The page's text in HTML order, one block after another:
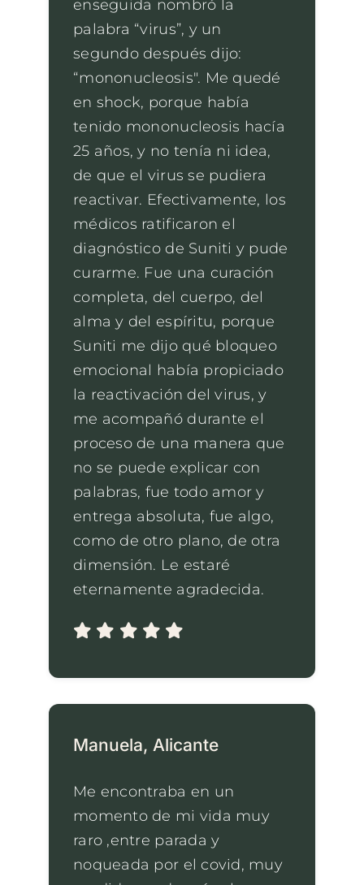
enseguida nombró la
palabra “virus”, y un
segundo después dijo:
“mononucleosis". Me quedé
en shock, porque había
tenido mononucleosis hacía
25 años, y no tenía ni idea,
de que el virus se pudiera
reactivar. Efectivamente, los
médicos ratificaron el
diagnóstico de Suniti y pude
curarme. Fue una curación
completa, del cuerpo, del
alma y del espíritu, porque
Suniti me dijo qué bloqueo
emocional había propiciado
la reactivación del virus, y
me acompañó durante el
proceso de una manera que
no se puede explicar con
palabras, fue todo amor y
entrega absoluta, fue algo,
como de otro plano, de otra
dimensión. Le estaré
eternamente agradecida.
Manuela, Alicante
Me encontraba en un
momento de mi vida muy
raro ,entre parada y
noqueada por el covid, muy